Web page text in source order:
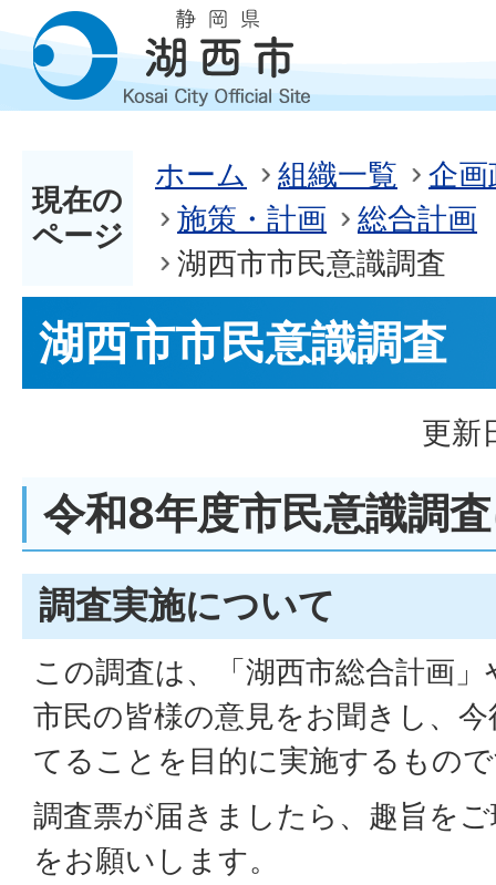
現在の
ページ
ホーム 組織一覧
企画
施策・計画
総合計画
湖西市市民意識調査
湖西市市民意識調査
更新
令和8年度市民意識調
調査実施について
この調査は、「湖西市総合計画
市民の皆様の意見をお聞きし、
てることを目的に実施するもの
調査票が届きましたら、趣旨を
をお願いします。